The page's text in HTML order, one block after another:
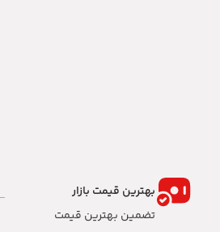
بهترین قیمت بازار
تضمین بهترین قیمت